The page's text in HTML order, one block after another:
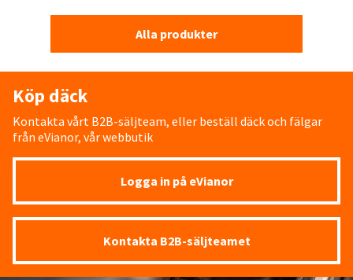
Alla produkter
Köp däck
Kontakta vårt B2B-säljteam, eller beställ däck och fälgar
från eVianor, vår webbutik
Logga in på eVianor
Kontakta B2B-säljteamet